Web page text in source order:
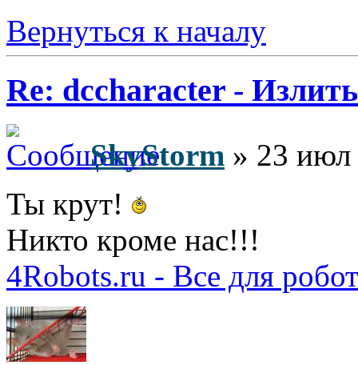
Вернуться к началу
Re: dccharacter -
SkyStorm » 23 июл
Ты крут!
Никто кроме нас!!!
4Robots.ru - Все для